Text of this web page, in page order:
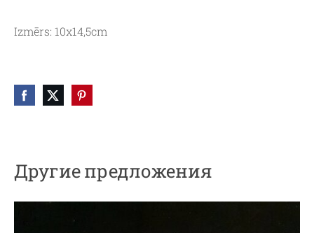
Izmērs: 10x14,5cm
Другие предложения